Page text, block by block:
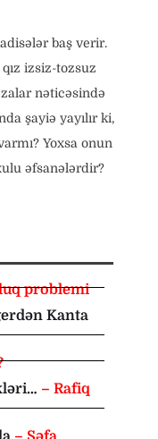
baş verir.
izsiz-tozsuz
nəticəsində
şayiə yayılır ki,
Yoxsa onun
əfsanələrdir?
problemi
Kanta
– Rafiq